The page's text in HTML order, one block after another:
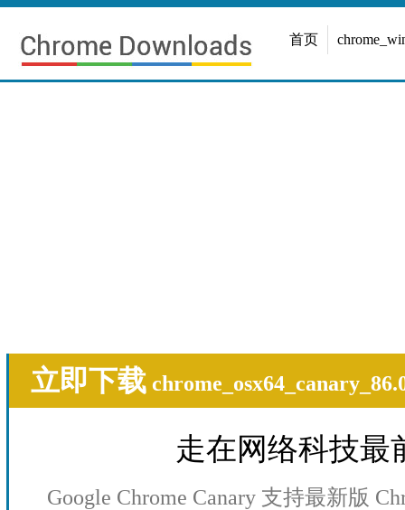
首页
立即下载
走在网络科技最
Google Chrome Canary 支持最新版